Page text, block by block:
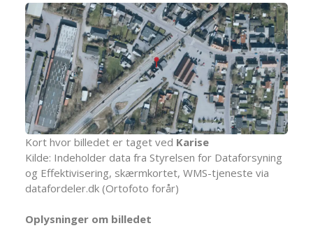
Kort hvor billedet er taget ved Karise
Kilde: Indeholder data fra Styrelsen for Dataforsyning
og Effektivisering, skærmkortet, WMS-tjeneste via
datafordeler.dk (Ortofoto forår)
Oplysninger om billedet